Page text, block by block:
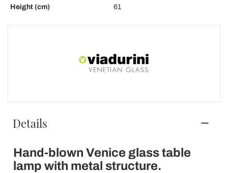
Height (cm)
61
Details
Hand-blown Venice glass table
lamp with metal structure.